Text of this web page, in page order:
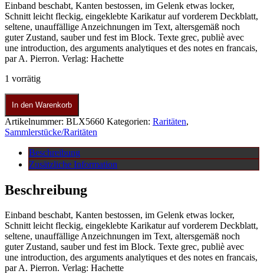
Einband beschabt, Kanten bestossen, im Gelenk etwas locker,
Schnitt leicht fleckig, eingeklebte Karikatur auf vorderem Deckblatt,
seltene, unauffällige Anzeichnungen im Text, altersgemäß noch
guter Zustand, sauber und fest im Block. Texte grec, publiè avec
une introduction, des arguments analytiques et des notes en francais,
par A. Pierron. Verlag: Hachette
1 vorrätig
In den Warenkorb
Artikelnummer: BLX5660 Kategorien: Raritäten,
Sammlerstücke/Raritäten
Beschreibung
Zusätzliche Information
Beschreibung
Einband beschabt, Kanten bestossen, im Gelenk etwas locker,
Schnitt leicht fleckig, eingeklebte Karikatur auf vorderem Deckblatt,
seltene, unauffällige Anzeichnungen im Text, altersgemäß noch
guter Zustand, sauber und fest im Block. Texte grec, publiè avec
une introduction, des arguments analytiques et des notes en francais,
par A. Pierron. Verlag: Hachette